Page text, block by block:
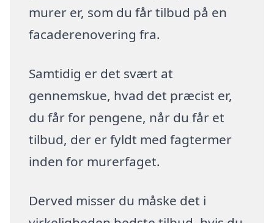
murer er, som du får tilbud på en
facaderenovering fra.
Samtidig er det svært at
gennemskue, hvad det præcist er,
du får for pengene, når du får et
tilbud, der er fyldt med fagtermer
inden for murerfaget.
Derved misser du måske det i